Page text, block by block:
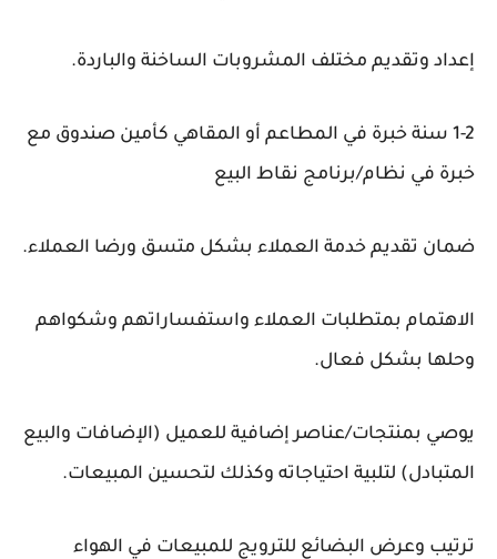
إعداد وتقديم مختلف المشروبات الساخنة والباردة.
1-2 سنة خبرة في المطاعم أو المقاهي كأمين صندوق مع
خبرة في نظام/برنامج نقاط البيع
ضمان تقديم خدمة العملاء بشكل متسق ورضا العملاء.
الاهتمام بمتطلبات العملاء واستفساراتهم وشكواهم
وحلها بشكل فعال.
يوصي بمنتجات/عناصر إضافية للعميل (الإضافات والبيع
المتبادل) لتلبية احتياجاته وكذلك لتحسين المبيعات.
ترتيب وعرض البضائع للترويج للمبيعات في الهواء